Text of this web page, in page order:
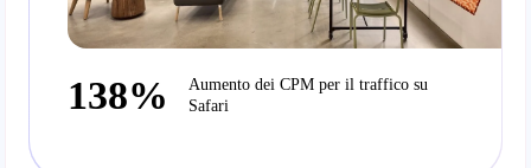
138%
Aumento dei CPM per il traffico su
Safari